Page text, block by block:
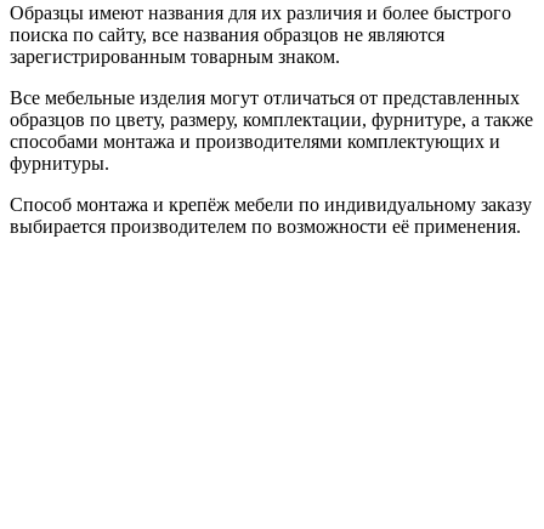
Образцы имеют названия для их различия и более быстрого
поиска по сайту, все названия образцов не являются
зарегистрированным товарным знаком.
Все мебельные изделия могут отличаться от представленных
образцов по цвету, размеру, комплектации, фурнитуре, а также
способами монтажа и производителями комплектующих и
фурнитуры.
Способ монтажа и крепёж мебели по индивидуальному заказу
выбирается производителем по возможности её применения.